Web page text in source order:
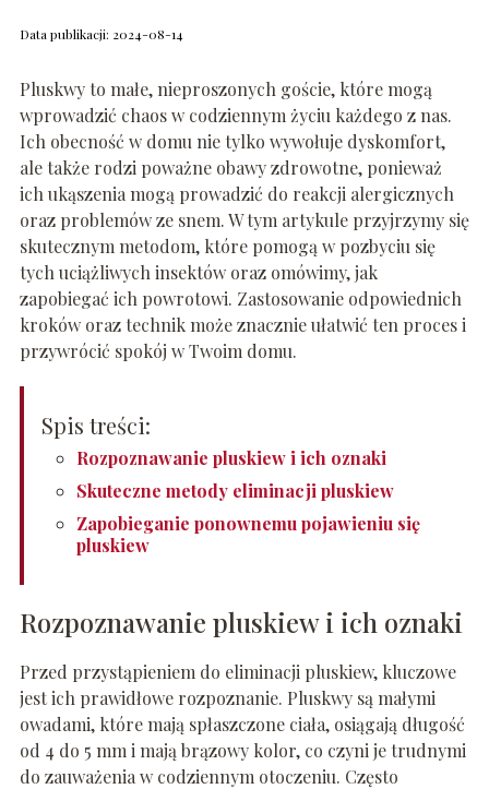
Data publikacji: 2024-08-14
Pluskwy to małe, nieproszonych goście, które mogą
wprowadzić chaos w codziennym życiu każdego z nas.
Ich obecność w domu nie tylko wywołuje dyskomfort,
ale także rodzi poważne obawy zdrowotne, ponieważ
ich ukąszenia mogą prowadzić do reakcji alergicznych
oraz problemów ze snem. W tym artykule przyjrzymy się
skutecznym metodom, które pomogą w pozbyciu się
tych uciążliwych insektów oraz omówimy, jak
zapobiegać ich powrotowi. Zastosowanie odpowiednich
kroków oraz technik może znacznie ułatwić ten proces i
przywrócić spokój w Twoim domu.
Spis treści:
Rozpoznawanie pluskiew i ich oznaki
Skuteczne metody eliminacji pluskiew
Zapobieganie ponownemu pojawieniu się
pluskiew
Rozpoznawanie pluskiew i ich oznaki
Przed przystąpieniem do eliminacji pluskiew, kluczowe
jest ich prawidłowe rozpoznanie. Pluskwy są małymi
owadami, które mają spłaszczone ciała, osiągają długość
od 4 do 5 mm i mają brązowy kolor, co czyni je trudnymi
do zauważenia w codziennym otoczeniu. Często